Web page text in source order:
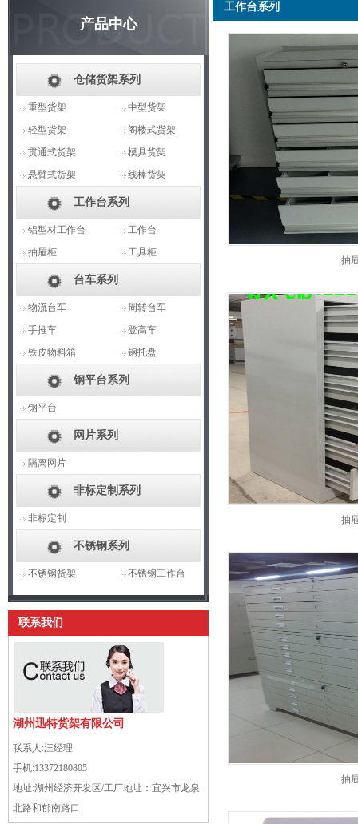
工作台系列
抽
抽
抽
产品中心
仓储货架系列
重型货架
中型货架
轻型货架
阁楼式货架
贯通式货架
模具货架
悬臂式货架
线棒货架
工作台系列
铝型材工作台
工作台
抽屉柜
工具柜
台车系列
物流台车
周转台车
手推车
登高车
铁皮物料箱
钢托盘
钢平台系列
钢平台
网片系列
隔离网片
非标定制系列
非标定制
不锈钢系列
不锈钢货架 不锈钢工作台
联系我们
湖州迅特货架有限公司
联系人:汪经理
手机:13372180805
地址:湖州经济开发区/工厂地址：宜兴市龙泉
北路和郁南路口